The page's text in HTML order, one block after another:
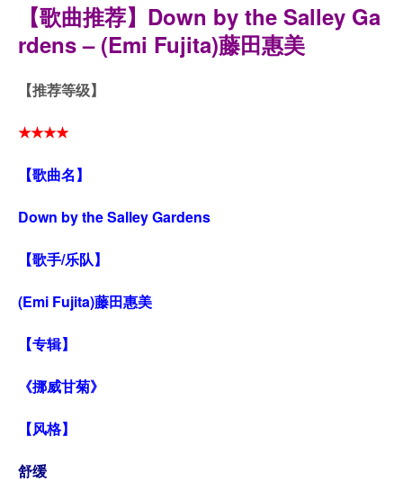
【歌曲推荐】 Down by the Salley Ga
rdens – (Emi Fujita)藤田惠美
【推荐等级】
★★★★
【歌曲名】
Down by the Salley Gardens
【歌手/乐队】
(Emi Fujita)藤田惠美
【专辑】
《挪威甘菊》
【风格】
舒缓